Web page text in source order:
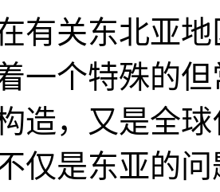
有关东北亚
一个特殊的
造，又是全
仅是东亚的